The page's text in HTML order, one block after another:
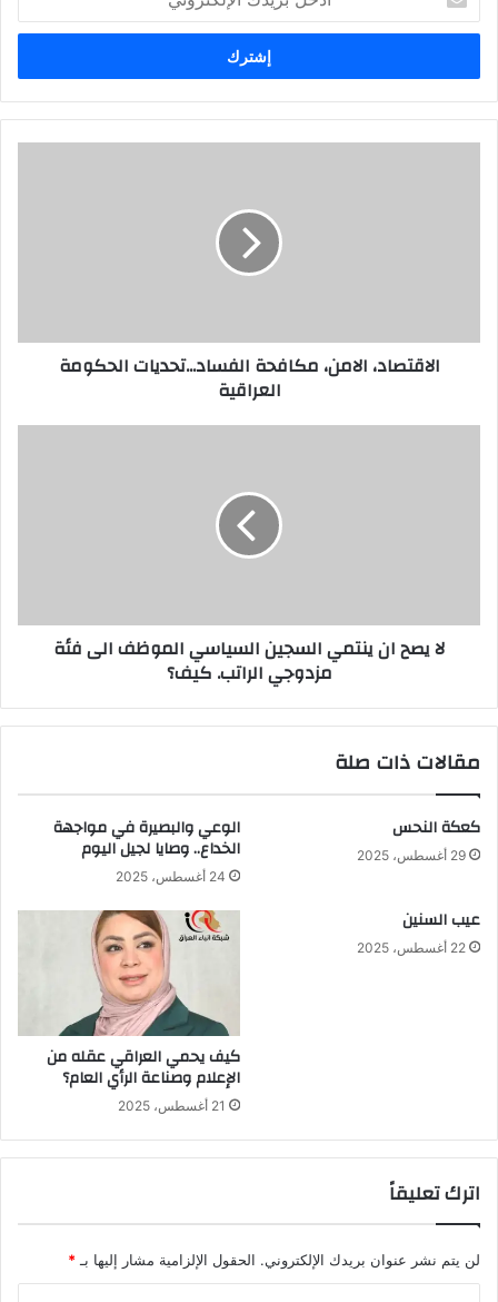
بريدك
الإلكتروني
الاقتصاد، الامن، مكافحة الفساد...تحديات الحكومة
العراقية
فئة
مزدوجيلا يصح ان ينتمي السجين السياسي الموظف الى فئة
مزدوجي الراتب. كيف؟
مقالات ذات صلة
كعكة النحس
29 أغسطس، 2025
الوعي والبصيرة في مواجهة
الخداع.. وصايا لجيل اليوم
24 أغسطس، 2025
عيب السنين
22 أغسطس، 2025
كيف يحمي العراقي عقله من
الإعلام وصناعة الرأي العام؟
21 أغسطس، 2025
اترك تعليقاً
لن يتم نشر عنوان بريدك الإلكتروني. الحقول الإلزامية مشار إليها بـ *